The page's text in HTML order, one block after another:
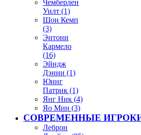
Чемберлен
Уилт (1)
Шон Кемп
(3)
Энтони
Кармело
(16)
Эйндж
Дэнни (1)
Юинг
Патрик (1)
Янг Ник (4)
Яо Мин (3)
СОВРЕМЕННЫЕ ИГРОКИ
Леброн